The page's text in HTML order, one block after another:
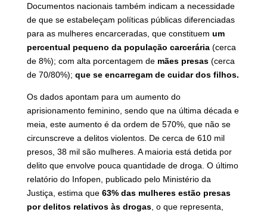
Documentos nacionais também indicam a necessidade
de que se estabeleçam políticas públicas diferenciadas
para as mulheres encarceradas, que constituem um
percentual pequeno da população carcerária(cerca
de 8%); com alta porcentagem de mães presas(cerca
de 70/80%); que se encarregam de cuidar dos filhos.
Os dados apontam para um aumento do
aprisionamento feminino, sendo que na última década e
meia, este aumento é da ordem de 570%, que não se
circunscreve a delitos violentos. De cerca de 610 mil
presos, 38 mil são mulheres. A maioria está detida por
delito que envolve pouca quantidade de droga. O último
relatório do Infopen, publicado pelo Ministério da
Justiça, estima que 63% das mulheres estão presas
por delitos relativos às drogas, o que representa,